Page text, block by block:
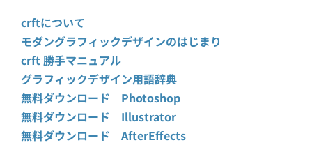
crftについて
モダングラフィックデザインのはじまり
crft 勝手マニュアル
グラフィックデザイン用語辞典
無料ダウンロード Photoshop
無料ダウンロード Illustrator
無料ダウンロード AfterEffects